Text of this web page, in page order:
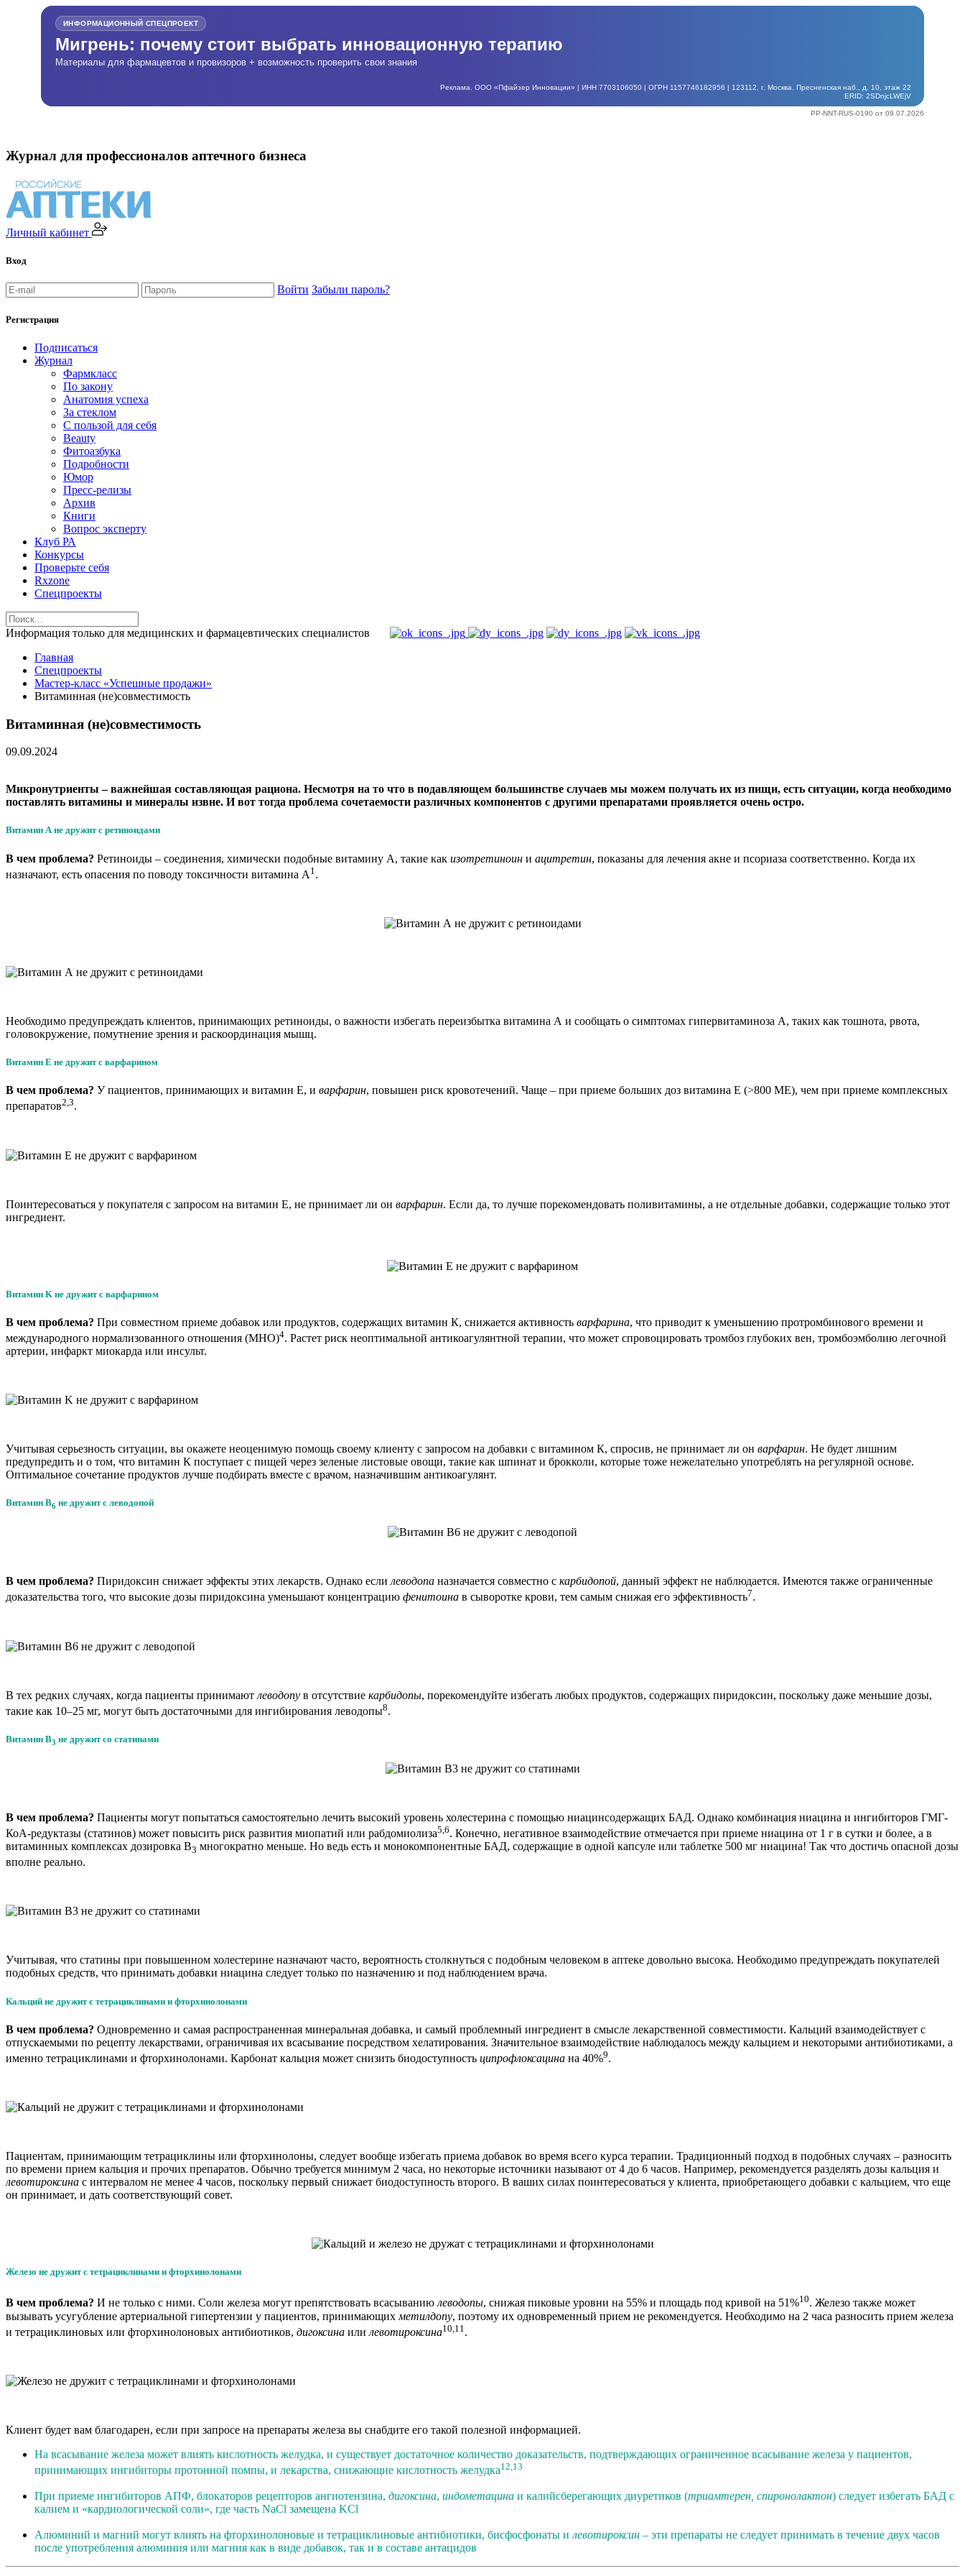
ИНФОРМАЦИОННЫЙ СПЕЦПРОЕКТ
Мигрень: почему стоит выбрать инновационную терапию
Материалы для фармацевтов и провизоров + возможность проверить свои знания
Реклама. ООО «Пфайзер Инновации» | ИНН 7703106050 | ОГРН 1157746182956 | 123112, г. Москва, Пресненская наб., д. 10, этаж 22
ERID: 2SDnjcLWEjV
PP-NNT-RUS-0190 от 09.07.2026
Журнал для профессионалов аптечного бизнеса
Личный кабинет
Вход
Войти Забыли пароль?
Регистрация
Подписаться
Журнал
Фармкласс
По закону
Анатомия успеха
За стеклом
С пользой для себя
Beauty
Фитоазбука
Подробности
Юмор
Пресс-релизы
Архив
Книги
Вопрос эксперту
Клуб РА
Конкурсы
Проверьте себя
Rxzone
Спецпроекты
Информация только для медицинских и фармацевтических специалистов
Главная
Спецпроекты
Мастер-класс «Успешные продажи»
Витаминная (не)совместимость
Витаминная (не)совместимость
09.09.2024
Микронутриенты – важнейшая составляющая рациона. Несмотря на то что в подавляющем большинстве случаев мы можем получать их из пищи, есть ситуации, когда необходимо
поставлять витамины и минералы извне. И вот тогда проблема сочетаемости различных компонентов с другими препаратами проявляется очень остро.
Витамин А не дружит с ретиноидами
В чем проблема? Ретиноиды – соединения, химически подобные витамину А, такие как изотретиноин и ацитретин, показаны для лечения акне и псориаза соответственно. Когда их
назначают, есть опасения по поводу токсичности витамина А 1 .
Необходимо предупреждать клиентов, принимающих ретиноиды, о важности избегать переизбытка витамина А и сообщать о симптомах гипервитаминоза А, таких как тошнота, рвота,
головокружение, помутнение зрения и раскоординация мышц.
Витамин E не дружит с варфарином
В чем проблема? У пациентов, принимающих и витамин Е, и варфарин, повышен риск кровотечений. Чаще – при приеме больших доз витамина Е (>800 МЕ), чем при приеме комплексных
препаратов2,3.
Поинтересоваться у покупателя с запросом на витамин Е, не принимает ли он варфарин. Если да, то лучше порекомендовать поливитамины, а не отдельные добавки, содержащие только этот
ингредиент.
Витамин K не дружит с варфарином
В чем проблема? При совместном приеме добавок или продуктов, содержащих витамин К, снижается активность варфарина, что приводит к уменьшению протромбинового времени и
международного нормализованного отношения (МНО)4. Растет риск неоптимальной антикоагулянтной терапии, что может спровоцировать тромбоз глубоких вен, тромбоэмболию легочной
артерии, инфаркт миокарда или инсульт.
Учитывая серьезность ситуации, вы окажете неоценимую помощь своему клиенту с запросом на добавки с витамином К, спросив, не принимает ли он варфарин. Не будет лишним
предупредить и о том, что витамин К поступает с пищей через зеленые листовые овощи, такие как шпинат и брокколи, которые тоже нежелательно употреблять на регулярной основе.
Оптимальное сочетание продуктов лучше подбирать вместе с врачом, назначившим антикоагулянт.
Витамин B6 не дружит с леводопой
В чем проблема? Пиридоксин снижает эффекты этих лекарств. Однако если леводопа назначается совместно с карбидопой, данный эффект не наблюдается. Имеются также ограниченные
доказательства того, что высокие дозы пиридоксина уменьшают концентрацию фенитоина в сыворотке крови, тем самым снижая его эффективность7.
В тех редких случаях, когда пациенты принимают леводопу в отсутствие карбидопы, порекомендуйте избегать любых продуктов, содержащих пиридоксин, поскольку даже меньшие дозы,
такие как 10–25 мг, могут быть достаточными для ингибирования леводопы8.
Витамин B3 не дружит со статинами
В чем проблема? Пациенты могут попытаться самостоятельно лечить высокий уровень холестерина с помощью ниацинсодержащих БАД. Однако комбинация ниацина и ингибиторов ГМГ-
КоА-редуктазы (статинов) может повысить риск развития миопатий или рабдомиолиза5,6. Конечно, негативное взаимодействие отмечается при приеме ниацина от 1 г в сутки и более, а в
витаминных комплексах дозировка В3 многократно меньше. Но ведь есть и монокомпонентные БАД, содержащие в одной капсуле или таблетке 500 мг ниацина! Так что достичь опасной дозы
вполне реально.
Учитывая, что статины при повышенном холестерине назначают часто, вероятность столкнуться с подобным человеком в аптеке довольно высока. Необходимо предупреждать покупателей
подобных средств, что принимать добавки ниацина следует только по назначению и под наблюдением врача.
Кальций не дружит с тетрациклинами и фторхинолонами
В чем проблема? Одновременно и самая распространенная минеральная добавка, и самый проблемный ингредиент в смысле лекарственной совместимости. Кальций взаимодействует с
отпускаемыми по рецепту лекарствами, ограничивая их всасывание посредством хелатирования. Значительное взаимодействие наблюдалось между кальцием и некоторыми антибиотиками, а
именно тетрациклинами и фторхинолонами. Карбонат кальция может снизить биодоступность ципрофлоксацина на 40%9.
Пациентам, принимающим тетрациклины или фторхинолоны, следует вообще избегать приема добавок во время всего курса терапии. Традиционный подход в подобных случаях – разносить
по времени прием кальция и прочих препаратов. Обычно требуется минимум 2 часа, но некоторые источники называют от 4 до 6 часов. Например, рекомендуется разделять дозы кальция и
левотироксина с интервалом не менее 4 часов, поскольку первый снижает биодоступность второго. В ваших силах поинтересоваться у клиента, приобретающего добавки с кальцием, что еще
он принимает, и дать соответствующий совет.
Железо не дружит с тетрациклинами и фторхинолонами
В чем проблема? И не только с ними. Соли железа могут препятствовать всасываниюлеводопы, снижая пиковые уровни на 55% и площадь под кривой на 51%10. Железо также может
вызывать усугубление артериальной гипертензии у пациентов, принимающих метилдопу, поэтому их одновременный прием не рекомендуется. Необходимо на 2 часа разносить прием железа
и тетрациклиновых или фторхинолоновых антибиотиков, дигоксина или левотироксина10,11 .
Клиент будет вам благодарен, если при запросе на препараты железа вы снабдите его такой полезной информацией.
На всасывание железа может влиять кислотность желудка, и существует достаточное количество доказательств, подтверждающих ограниченное всасывание железа у пациентов,
принимающих ингибиторы протонной помпы, и лекарства, снижающие кислотность желудка12,13
При приеме ингибиторов АПФ, блокаторов рецепторов ангиотензина, дигоксина, индометацина и калийсберегающих диуретиков (триамтерен, спиронолактон) следует избегать БАД с
калием и «кардиологической соли», где часть NaCl замещена KCl
Алюминий и магний могут влиять на фторхинолоновые и тетрациклиновые антибиотики, бисфосфонаты илевотироксин – эти препараты не следует принимать в течение двух часов
после употребления алюминия или магния как в виде добавок, так и в составе антацидов